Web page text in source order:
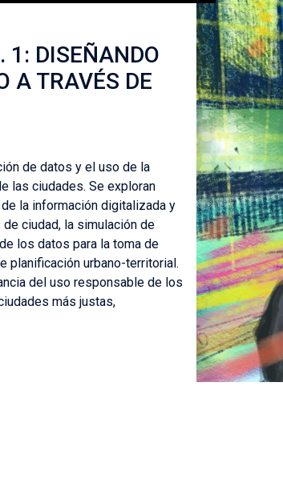
1: DISEÑANDO
A TRAVÉS DE
de datos y el uso de la
las ciudades. Se exploran
la información digitalizada y
ciudad, la simulación de
los datos para la toma de
planificación urbano-territorial.
del uso responsable de los
más justas,